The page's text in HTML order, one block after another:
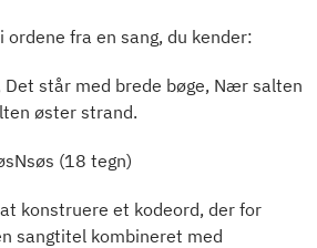
ordene fra en sang, du kender:
Det står med brede bøge, Nær salten
øster strand.
(18 tegn)
konstruere et kodeord, der for
sangtitel kombineret med